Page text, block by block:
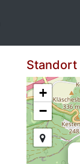
Standort
+
−